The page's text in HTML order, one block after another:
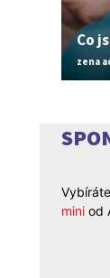
Co
zena
mini od